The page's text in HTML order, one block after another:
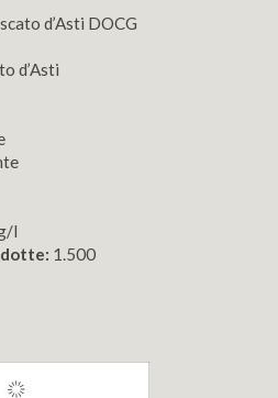
d’Asti DOCG
d’Asti
l
1.500